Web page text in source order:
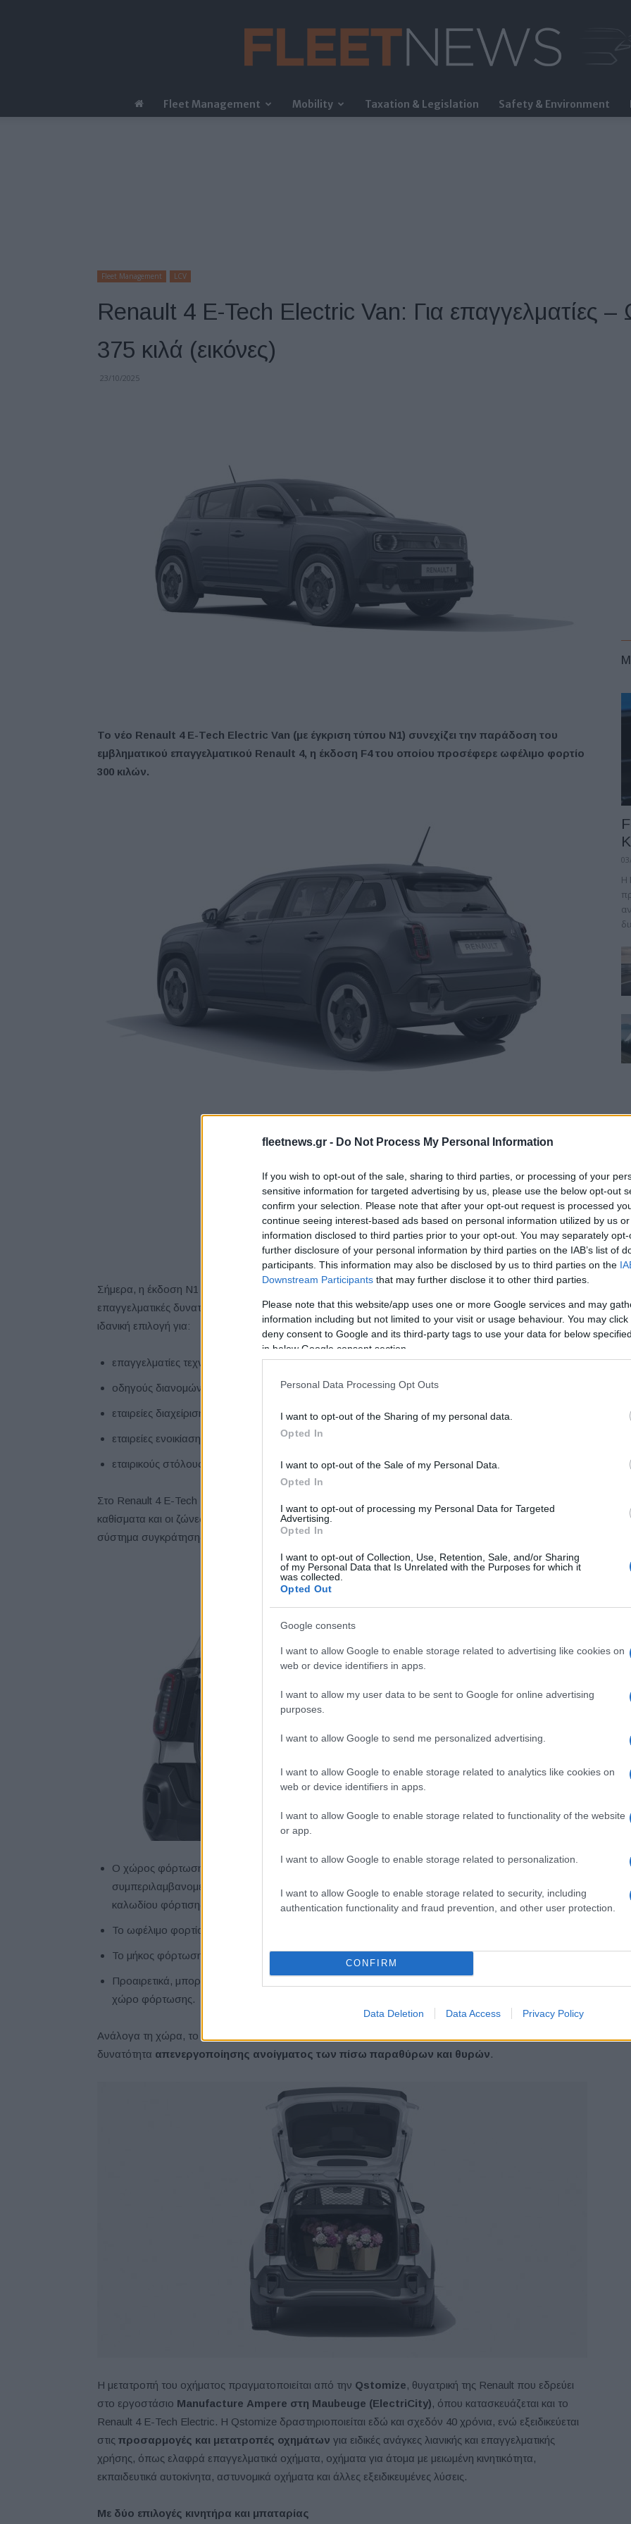
fleetnews.gr - Do Not Process My Personal Information
If you wish to opt-out of the sale, sharing to third parties, or processing of your
sensitive information for targeted advertising by us, please use the below opt-out
confirm your selection. Please note that after your opt-out request is processed
continue seeing interest-based ads based on personal information utilized by us
information disclosed to third parties prior to your opt-out. You may separately
further disclosure of your personal information by third parties on the IAB’s list of
participants. This information may also be disclosed by us to third parties on the
Downstream Participants that may further disclose it to other third parties.
Please note that this website/app uses one or more Google services and may
information including but not limited to your visit or usage behaviour. You may
deny consent to Google and its third-party tags to use your data for below
in below Google consent section.
Personal Data Processing Opt Outs
I want to opt-out of the Sharing of my personal data.
Opted In
I want to opt-out of the Sale of my Personal Data.
Opted In
I want to opt-out of processing my Personal Data for Targeted
Advertising.
Opted In
I want to opt-out of Collection, Use, Retention, Sale, and/or Sharing
of my Personal Data that Is Unrelated with the Purposes for which it
was collected.
Opted Out
Google consents
I want to allow Google to enable storage related to advertising like cookies on
web or device identifiers in apps.
I want to allow my user data to be sent to Google for online advertising
purposes.
I want to allow Google to send me personalized advertising.
I want to allow Google to enable storage related to analytics like cookies on
web or device identifiers in apps.
I want to allow Google to enable storage related to functionality of the website
or app.
I want to allow Google to enable storage related to personalization.
I want to allow Google to enable storage related to security, including
authentication functionality and fraud prevention, and other user protection.
CONFIRM
Data Deletion Data Access Privacy Policy
FleetNews
Fleet Management Mobility Taxation & Legislation Safety & Environment
Fleet Management LCV
Renault 4 E-Tech Electric Van: Για επαγγελματίες –
375 κιλά (εικόνες)
23/10/2025
Το νέο Renault 4 E-Tech Electric Van (με έγκριση τύπου N1) συνεχίζει την παράδοση του
εμβληματικού επαγγελματικού Renault 4, η έκδοση F4 του οποίου προσέφερε ωφέλιμο φορτίο
300 κιλών.
Σήμερα, η έκδοση N1 συνδυάζει την εμφάνιση και την άνεση ενός επιβατικού αυτοκινήτου
με τις
επαγγελματικές δυνατότητες που χρειάζονται όσοι μεταφέρουν αντικείμενα και εξοπλισμό. Αποτελεί
ιδανική επιλογή για:
επαγγελματίες τεχνίτες,
οδηγούς διανομών σε αστικές περιοχές,
εταιρείες διαχείρισης πολυκατοικιών και παροχής υπηρεσιών,
εταιρείες ενοικίασης οχημάτων και
εταιρικούς στόλους.
Στο Renault 4 E-Tech Electric Van, που διατίθεται στο επίπεδο εξοπλισμού
καθίσματα και οι ζώνες ασφαλείας έχουν αντικατασταθεί από
σύστημα συγκράτησης φορτίου και γάντζους πρόσδεσης.
Ο χώρος φόρτωσης φτάνει τα
(βάσει προτύπου VDA, δηλαδή 1.045 λίτρα),
συμπεριλαμβανομένου καλυμμένου χώρου
καλωδίου φόρτισης.
Το ωφέλιμο φορτίο ανέρχεται στα
Το μήκος φόρτωσης είναι 1,20 μέτρα.
Προαιρετικά, μπορεί να τοποθετηθεί
χώρο φόρτωσης.
Ανάλογα τη χώρα, το όχημα μπορεί να διαθέτει
δυνατότητα απενεργοποίησης ανοίγματος των πίσω παραθύρων και θυρών.
Η μετατροπή του οχήματος πραγματοποιείται από την Qstomize, θυγατρική της Renault που εδρεύει
στο εργοστάσιο Manufacture Ampere στη Maubeuge (ElectriCity), όπου κατασκευάζεται και το
Renault 4 E-Tech Electric. Η Qstomize δραστηριοποιείται εδώ και σχεδόν 40 χρόνια, ενώ εξειδικεύεται
στις προσαρμογές και μετατροπές οχημάτων για ειδικές ανάγκες λιανικής και επαγγελματικής
χρήσης, όπως ελαφρά επαγγελματικά οχήματα, οχήματα για άτομα με μειωμένη κινητικότητα,
εκπαιδευτικά αυτοκίνητα, αστυνομικά οχήματα και άλλες εξειδικευμένες λύσεις.
Με δύο επιλογές κινητήρα και μπαταρίας
Η